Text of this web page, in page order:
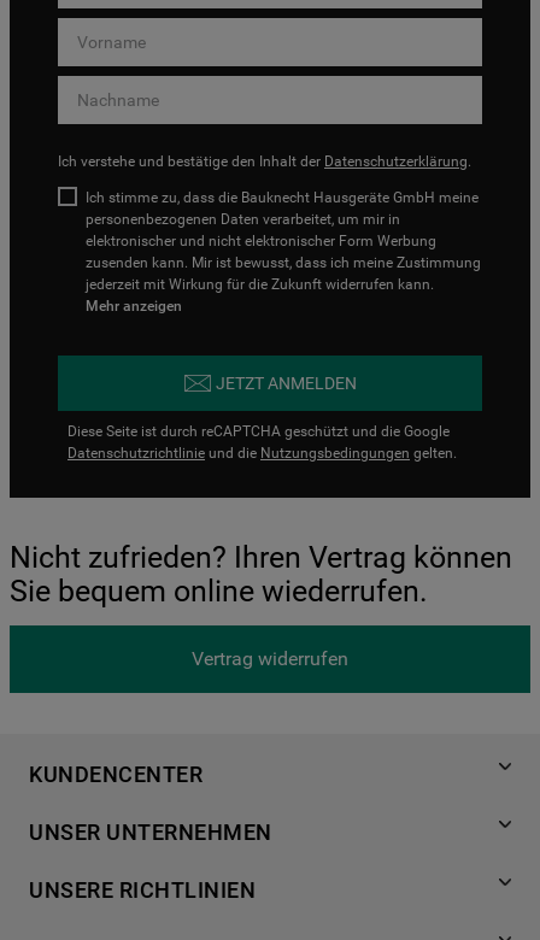
Ich verstehe und bestätige den Inhalt der Datenschutzerklärung.
Ich stimme zu, dass die Bauknecht Hausgeräte GmbH meine
personenbezogenen Daten verarbeitet, um mir in
elektronischer und nicht elektronischer Form Werbung
zusenden kann. Mir ist bewusst, dass ich meine Zustimmung
jederzeit mit Wirkung für die Zukunft widerrufen kann.
Mehr anzeigen
JETZT ANMELDEN
Diese Seite ist durch reCAPTCHA geschützt und die Google
Datenschutzrichtlinie und die Nutzungsbedingungen gelten.
Nicht zufrieden? Ihren Vertrag können
Sie bequem online wiederrufen.
Vertrag widerrufen
KUNDENCENTER
Händlersuche
Häufige Fragen
UNSER UNTERNEHMEN
Für Händler
UNSERE RICHTLINIEN